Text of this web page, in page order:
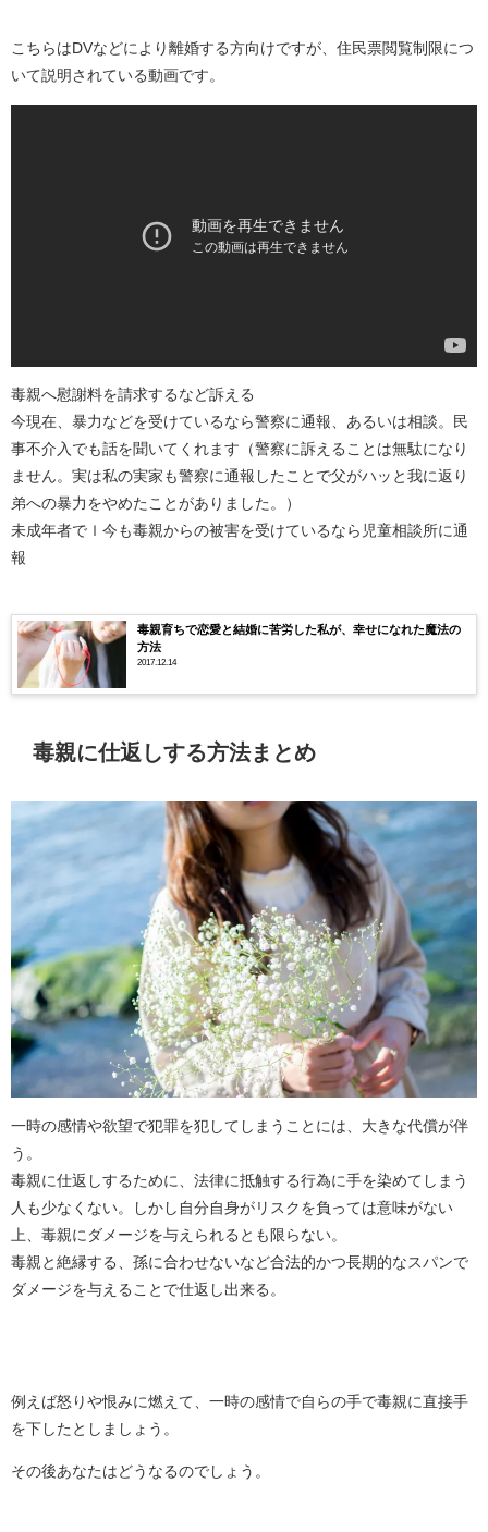
こちらはDVなどにより離婚する方向けですが、住民票閲覧制限につ
いて説明されている動画です。
毒親へ慰謝料を請求するなど訴える
今現在、暴力などを受けているなら警察に通報、あるいは相談。民
事不介入でも話を聞いてくれます（警察に訴えることは無駄になり
ません。実は私の実家も警察に通報したことで父がハッと我に返り
弟への暴力をやめたことがありました。）
未成年者でｌ今も毒親からの被害を受けているなら児童相談所に通
報
毒親育ちで恋愛と結婚に苦労した私が、幸せになれた魔法の
方法
2017.12.14
毒親に仕返しする方法まとめ
一時の感情や欲望で犯罪を犯してしまうことには、大きな代償が伴
う。
毒親に仕返しするために、法律に抵触する行為に手を染めてしまう
人も少なくない。しかし自分自身がリスクを負っては意味がない
上、毒親にダメージを与えられるとも限らない。
毒親と絶縁する、孫に合わせないなど合法的かつ長期的なスパンで
ダメージを与えることで仕返し出来る。
例えば怒りや恨みに燃えて、一時の感情で自らの手で毒親に直接手
を下したとしましょう。
その後あなたはどうなるのでしょう。